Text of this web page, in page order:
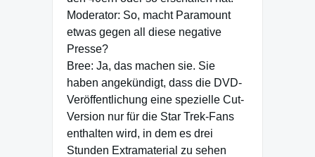
Moderator: So, macht Paramount
etwas gegen all diese negative
Presse?
Bree: Ja, das machen sie. Sie
haben angekündigt, dass die DVD-
Veröffentlichung eine spezielle Cut-
Version nur für die Star Trek-Fans
enthalten wird, in dem es drei
Stunden Extramaterial zu sehen